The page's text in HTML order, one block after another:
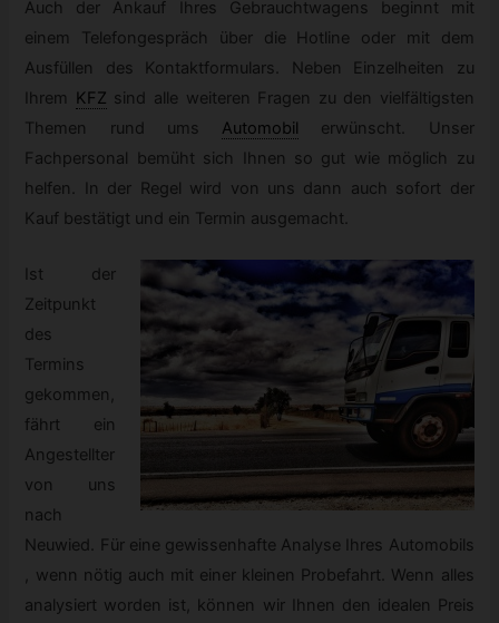
Auch der Ankauf Ihres Gebrauchtwagens beginnt mit
einem Telefongespräch über die Hotline oder mit dem
Ausfüllen des Kontaktformulars. Neben Einzelheiten zu
Ihrem KFZ sind alle weiteren Fragen zu den vielfältigsten
Themen rund ums
Automobil
erwünscht. Unser
Fachpersonal bemüht sich Ihnen so gut wie möglich zu
helfen. In der Regel wird von uns dann auch sofort der
Kauf bestätigt und ein Termin ausgemacht.
Ist der
Zeitpunkt
des
Termins
gekommen,
fährt ein
Angestellter
von uns
nach
Neuwied. Für eine gewissenhafte Analyse Ihres Automobils
, wenn nötig auch mit einer kleinen Probefahrt. Wenn alles
analysiert worden ist, können wir Ihnen den idealen Preis